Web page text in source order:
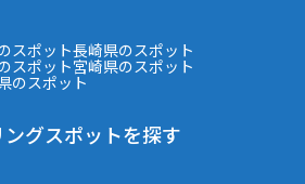
スポット長崎県のスポット
スポット宮崎県のスポット
のスポット
グスポットを探す